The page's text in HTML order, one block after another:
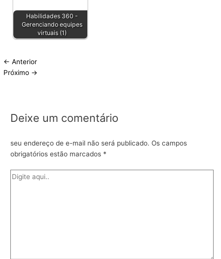
Habilidades 360 -
Gerenciando equipes
virtuais (1)
← Anterior
Próximo →
Deixe um comentário
seu endereço de e-mail não será publicado. Os campos
obrigatórios estão marcados *